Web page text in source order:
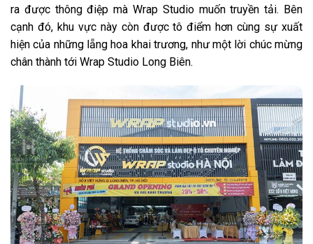
ra được thông điệp mà Wrap Studio muốn truyền tải. Bên
cạnh đó, khu vực này còn được tô điểm hơn cùng sự xuất
hiện của những lẵng hoa khai trương, như một lời chúc mừng
chân thành tới Wrap Studio Long Biên.